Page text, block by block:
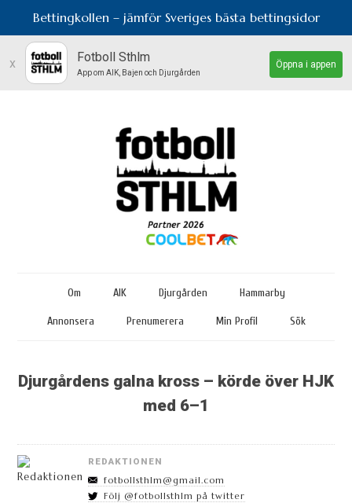
Bettingkollen – jämför Sveriges bästa bettingsidor
x Fotboll Sthlm
App om AIK, Bajen och Djurgården
Öppna i appen
Om AIK Djurgården Hammarby
Annonsera Prenumerera Min Profil Sök
Djurgårdens galna kross – körde över HJK
med 6–1
REDAKTIONEN
fotbollsthlm@gmail.com
Följ @fotbollsthlm på twitter